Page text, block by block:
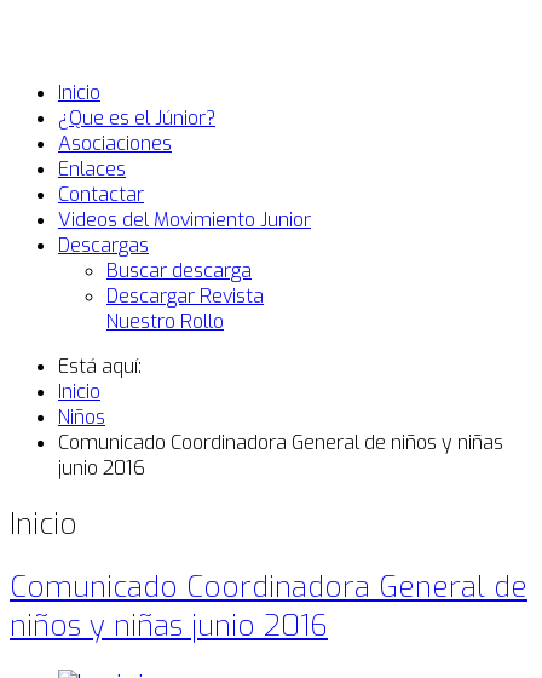
Inicio
¿Que es el Júnior?
Asociaciones
Enlaces
Contactar
Videos del Movimiento Junior
Descargas
Buscar descarga
Descargar Revista
Nuestro Rollo
Está aquí:
Inicio
Niños
Comunicado Coordinadora General de niños y niñas
junio 2016
Inicio
Comunicado Coordinadora General de
niños y niñas junio 2016